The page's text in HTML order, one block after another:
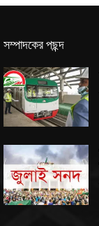
সম্পাদকের পছন্দ